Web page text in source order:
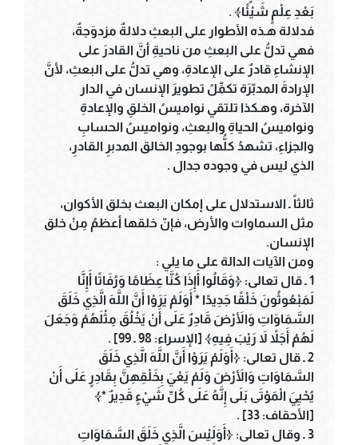
بَعْدِ عِلْمٍ شَيْئًا﴾ .
فدلالة هـذه الأطوار على البعثِ دلالةٌ مزدوَجةٌ،
فهي تدلُّ على البعثِ من ناحيةِ أنَّ القادرَ على
الإنشاءِ قادرٌ على الإعادةِ، وهي تدلُّ على البعثِ، لأنَّ
الإرادةَ المدبّرَة تكمِّلُ تطويرَ الإنسان في الدار
الآخرة، وهـكذا تلتقي نواميسُ الخلقِ والإعادةِ
ونواميسُ الحياةِ والبعثِ، ونواميسُ الحسابِ
والجزاءِ، تشهدُ كلُّها بوجودِ الخالق المدبرِ القادرِ،
الذي ليس في وجوده جدال .
ثالثاً ـ الاستدلال على إمكان البعث بخلق الأكوان،
مثل السماوات والأرض، فإنّ خلقها أعظمُ مِنْ خلق
الإنسان.
ومن الآيات الدالة على ما يلي :
1 ـ قال تعالى: ﴿وَقَالُوا أَإِذَا كُنَّا عِظَامًا وَرُفَاتًا أَإِنَّا
لَمَبْعُوثُونَ خَلْقًا جَدِيدًا * أَوَلَمْ يَرَوْا أَنَّ اللَّهَ الَّذِي خَلَقَ
السَّمَاوَاتِ وَالأَرْضَ قَادِرٌ عَلَى أَنْ يَخْلُقَ مِثْلَهُمْ وَجَعَلَ
لَهُمْ أَجَلاً لاَ رَيْبَ فِيهِ﴾ [الإسراء: 98 ـ 99] .
2 ـ قال تعالى: ﴿أَوَلَمْ يَرَوْا أَنَّ اللَّهَ الَّذِي خَلَقَ
السَّمَاوَاتِ وَالأَرْضَ وَلَمْ يَعْيَ بِخَلْقِهِنَّ بِقَادِرٍ عَلَى أَنْ
يُحْيِيَ الْمَوْتَى بَلَى إِنَّهُ عَلَى كُلِّ شَيْءٍ قَدِيرٌ *﴾
[الأحقاف: 33] .
3 ـ وقال تعالى: ﴿أَوَلَيْسَ الَّذِي خَلَقَ السَّمَاوَاتِ